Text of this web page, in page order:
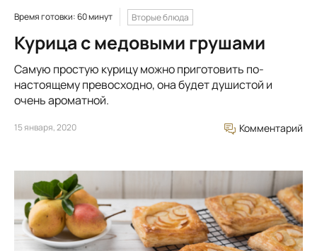
Время готовки: 60 минут Вторые блюда
Курица с медовыми грушами
Самую простую курицу можно приготовить по-
настоящему превосходно, она будет душистой и
очень ароматной.
15 января, 2020 Комментарий